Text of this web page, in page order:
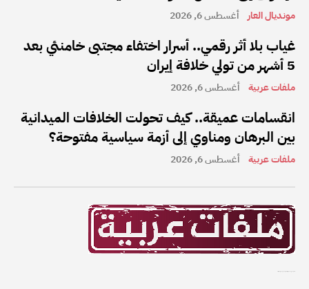
مونديال العار أغسطس 6, 2026
غياب بلا أثر رقمي.. أسرار اختفاء مجتبى خامنئي بعد
5 أشهر من تولي خلافة إيران
ملفات عربية أغسطس 6, 2026
انقسامات عميقة.. كيف تحولت الخلافات الميدانية
بين البرهان ومناوي إلى أزمة سياسية مفتوحة؟
ملفات عربية أغسطس 6, 2026